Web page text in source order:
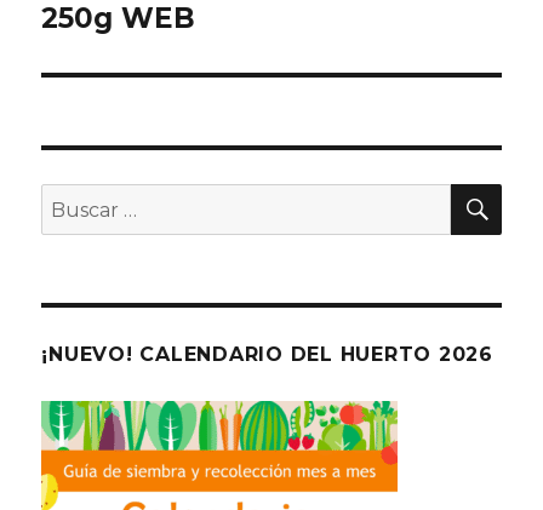
entradas
250g WEB
Buscar
por:
¡NUEVO! CALENDARIO DEL HUERTO 2026